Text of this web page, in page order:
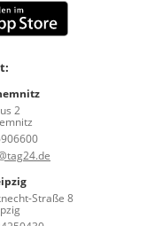
2
Straße 8